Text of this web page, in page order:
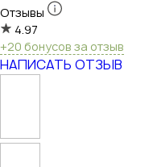
Отзывы
4.97
+20 бонусов за отзыв
НАПИСАТЬ ОТЗЫВ